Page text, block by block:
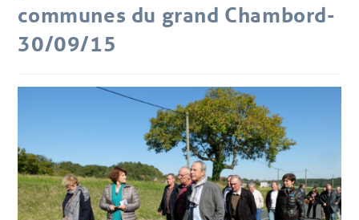
communes du grand Chambord-
30/09/15